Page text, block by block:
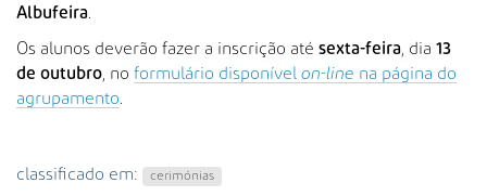
Albufeira
Os alunos deverão fazer a inscrição até sexta-feira , dia 13
de outubro , no formulário disponível on-line na página do
agrupamento
classificado em: cerimónias